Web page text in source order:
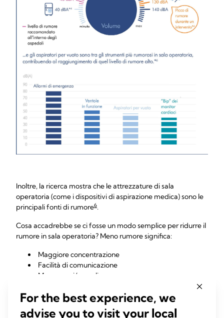
Inoltre, la ricerca mostra che le attrezzature di sala
operatoria (come i dispositivi di aspirazione medica) sono le
principali fonti di rumore6.
Cosa accadrebbe se ci fosse un modo semplice per ridurre il
rumore in sala operatoria? Meno rumore significa:
Maggiore concentrazione
Facilità di comunicazione
Meno errori/complicanze
Non sarebbe il caso rimuovere una delle principali distrazioni
in sala operatoria a favore di pazienti e infermieri?
Immaginate come questo potrebbe influenzare il modo in
For the best experience, we
advise you to visit your local